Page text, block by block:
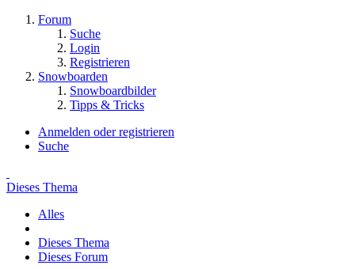
Forum
Suche
Login
Registrieren
Snowboarden
Snowboardbilder
Tipps & Tricks
Anmelden oder registrieren
Suche
Dieses Thema
Alles
Dieses Thema
Dieses Forum